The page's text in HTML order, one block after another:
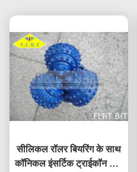
सीलिकल रॉलर बियरिंग के साथ
कॉनिकल इंसर्टिक ट्राईकॉन रॉक